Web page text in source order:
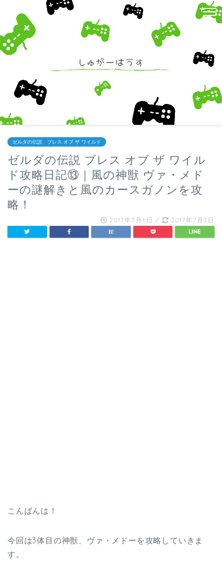
ゼルダの伝説 ブレス オブ ザ ワイルド
ゼルダの伝説 ブレス オブ ザ ワイル
ド攻略日記⑬｜風の神獣 ヴァ・メド
ーの謎解きと風のカースガノンを攻
略！
2017年3月6日 / 2017年7月3日
こんばんは！
今回は3体目の神獣、ヴァ・メドーを攻略していきま
す。